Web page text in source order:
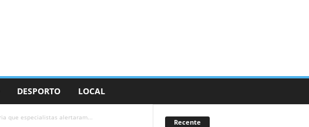
DESPORTO LOCAL
que especialistas alertaram...
Recente